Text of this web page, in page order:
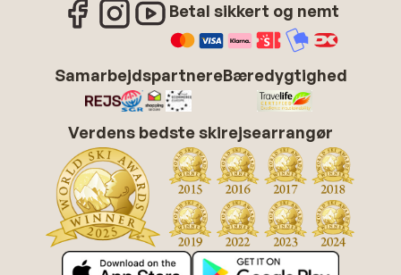
Betal sikkert og nemt
SamarbejdspartnereBæredygtighed
Verdens bedste skirejsearrangør